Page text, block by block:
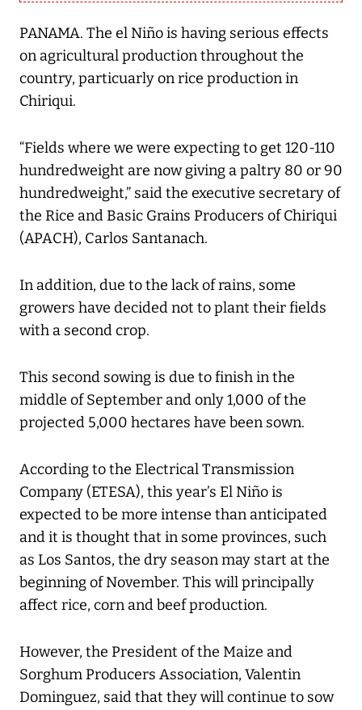
PANAMA. The el Niño is having serious effects
on agricultural production throughout the
country, particuarly on rice production in
Chiriqui.
“Fields where we were expecting to get 120-110
hundredweight are now giving a paltry 80 or 90
hundredweight,” said the executive secretary of
the Rice and Basic Grains Producers of Chiriqui
(APACH), Carlos Santanach.
In addition, due to the lack of rains, some
growers have decided not to plant their fields
with a second crop.
This second sowing is due to finish in the
middle of September and only 1,000 of the
projected 5,000 hectares have been sown.
According to the Electrical Transmission
Company (ETESA), this year’s El Niño is
expected to be more intense than anticipated
and it is thought that in some provinces, such
as Los Santos, the dry season may start at the
beginning of November. This will principally
affect rice, corn and beef production.
However, the President of the Maize and
Sorghum Producers Association, Valentin
Dominguez, said that they will continue to sow